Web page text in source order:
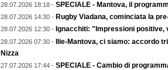
28.07.2026 18:18 - SPECIALE - Mantova, il
28.07.2026 14:30 - Rugby Viadana, cominciata la
28.07.2026 12:30 - Ignacchiti: "Impressioni
28.07.2026 07:30 - Ilie-Mantova, ci siamo: accordo
Nizza
27.07.2026 17:44 - SPECIALE - Cambio di